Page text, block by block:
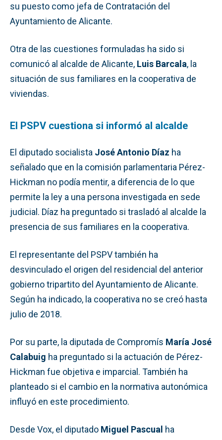
su puesto como jefa de Contratación del
Ayuntamiento de Alicante.
Otra de las cuestiones formuladas ha sido si
comunicó al alcalde de Alicante, Luis Barcala, la
situación de sus familiares en la cooperativa de
viviendas.
El PSPV cuestiona si informó al alcalde
El diputado socialista José Antonio Díaz ha
señalado que en la comisión parlamentaria Pérez-
Hickman no podía mentir, a diferencia de lo que
permite la ley a una persona investigada en sede
judicial. Díaz ha preguntado si trasladó al alcalde la
presencia de sus familiares en la cooperativa.
El representante del PSPV también ha
desvinculado el origen del residencial del anterior
gobierno tripartito del Ayuntamiento de Alicante.
Según ha indicado, la cooperativa no se creó hasta
julio de 2018.
Por su parte, la diputada de Compromís María José
Calabuig ha preguntado si la actuación de Pérez-
Hickman fue objetiva e imparcial. También ha
planteado si el cambio en la normativa autonómica
influyó en este procedimiento.
Desde Vox, el diputado Miguel Pascual ha